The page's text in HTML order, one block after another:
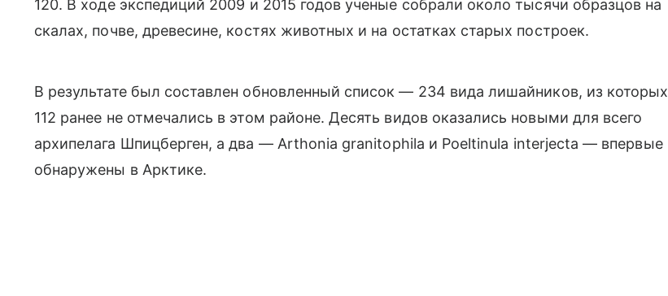
120. В ходе экспедиций 2009 и 2015 годов ученые собрали около тысячи образцов на
скалах, почве, древесине, костях животных и на остатках старых построек.
В результате был составлен обновленный список — 234 вида лишайников, из которых
112 ранее не отмечались в этом районе. Десять видов оказались новыми для всего
архипелага Шпицберген, а два — Arthonia granitophila и Poeltinula interjecta — впервые
обнаружены в Арктике.